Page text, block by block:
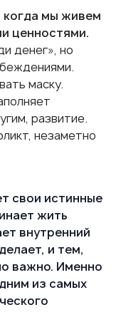
когда мы живем
ценностями.
денег», но
маску.
развитие.
незаметно
свои истинные
жить
внутренний
и тем,
важно. Именно
из самых